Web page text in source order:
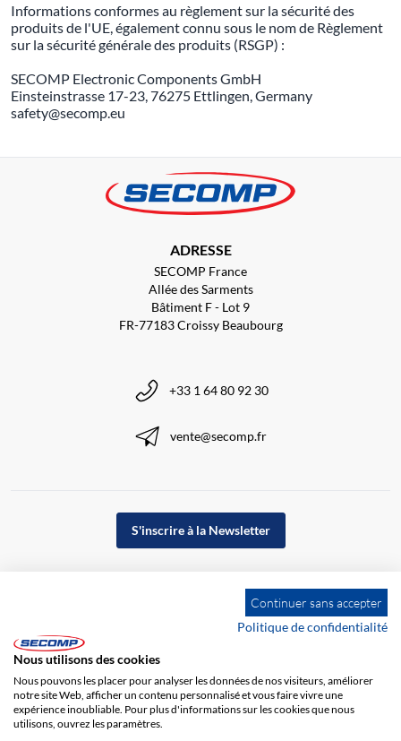
Informations conformes au règlement sur la sécurité des
produits de l'UE, également connu sous le nom de Règlement
sur la sécurité générale des produits (RSGP) :
SECOMP Electronic Components GmbH
Einsteinstrasse 17-23, 76275 Ettlingen, Germany
safety@secomp.eu
ADRESSE
SECOMP France
Allée des Sarments
Bâtiment F - Lot 9
FR-77183 Croissy Beaubourg
+33 1 64 80 92 30
vente@secomp.fr
S'inscrire à la Newsletter
Continuer sans accepter
Politique de confidentialité
Nous utilisons des cookies
Nous pouvons les placer pour analyser les données de nos visiteurs, améliorer
notre site Web, afficher un contenu personnalisé et vous faire vivre une
expérience inoubliable. Pour plus d'informations sur les cookies que nous
utilisons, ouvrez les paramètres.